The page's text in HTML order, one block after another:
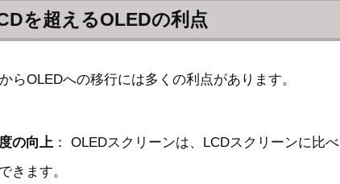
を超えるOLEDの利点
らOLEDへの移行には多くの利点があります。
の向上 ： OLEDスクリーンは、LCDスクリーンに比
きます。